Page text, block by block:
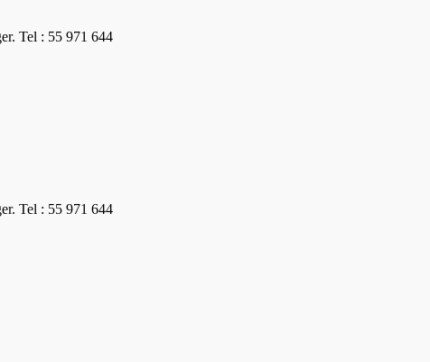
Tel : 55 971 644
Tel : 55 971 644